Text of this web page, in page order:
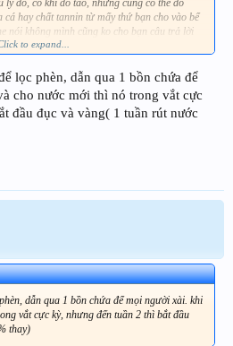
lý do, có khi do tảo, nhưng cũng có thể do
cá hay chất tannin từ mấy thứ bạn cho vào bể
nói không mình cũng ko cho bạn câu trả lời
to expand...
lọc phèn, dẫn qua 1 bồn chứa để
cho nước mới thì nó trong vắt cực
đầu đục và vàng( 1 tuần rút nước
dẫn qua 1 bồn chứa để mọi người xài. khi
vắt cực kỳ, nhưng đến tuần 2 thì bắt đầu
thay)